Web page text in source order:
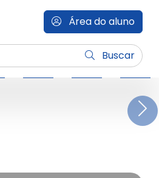
Área do aluno
Buscar